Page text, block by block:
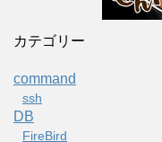
カテゴリー
command
ssh
DB
FireBird